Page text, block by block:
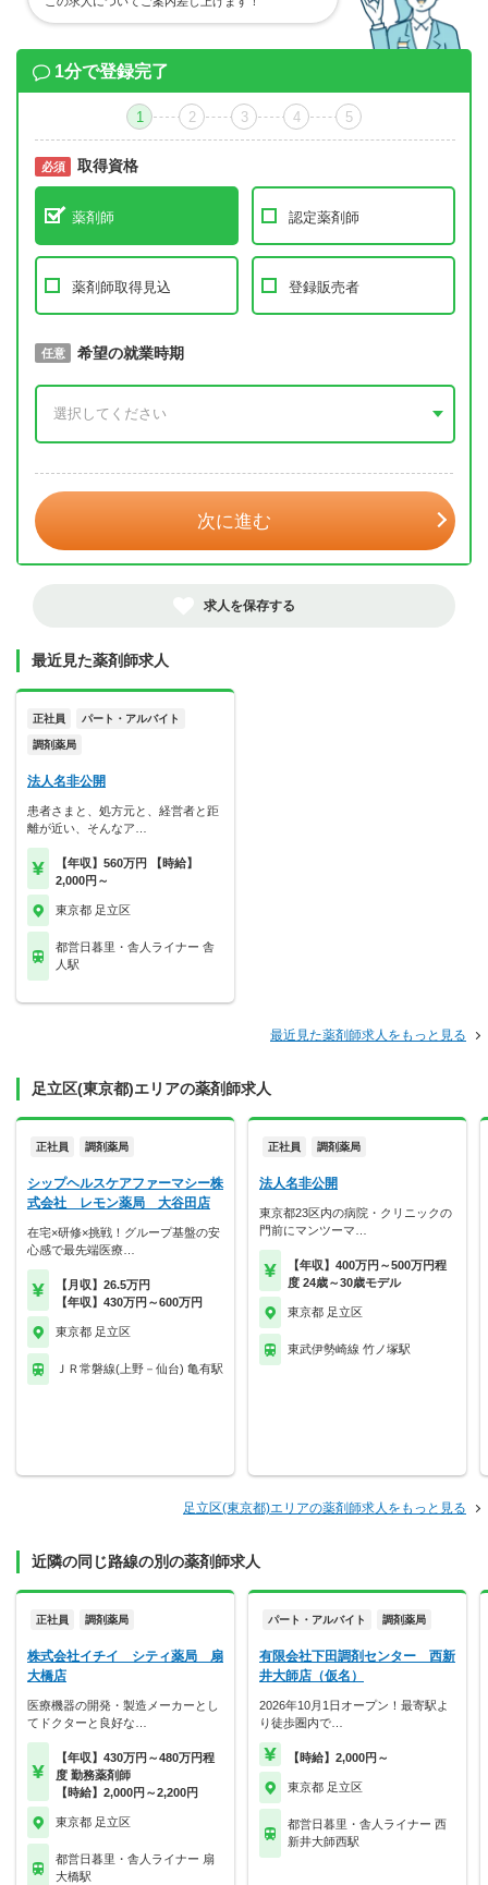
1分で登録完了
1 2 3 4 5
必須 取得資格
薬剤師 認定薬剤師
薬剤師取得見込 登録販売者
必須 取得予定年
任意 希望の就業時期
次に進む
求人を保存する
最近見た薬剤師求人
正社員 パート・アルバイト
調剤薬局
法人名非公開
患者さまと、処方元と、経営者と距
離が近い、そんなア…
【年収】560万円 【時給】
2,000円～
東京都 足立区
都営日暮里・舎人ライナー 舎
人駅
最近見た薬剤師求人をもっと見る
足立区(東京都)エリアの薬剤師求人
正社員 調剤薬局
シップヘルスケアファーマシー株
式会社 レモン薬局 大谷田店
在宅×研修×挑戦！グループ基盤の安
心感で最先端医療…
【月収】26.5万円
【年収】430万円～600万円
東京都 足立区
ＪＲ常磐線(上野－仙台) 亀有駅
正社員 調剤薬局
法人名非公開
東京都23区内の病院・クリニックの
門前にマンツーマ…
【年収】400万円～500万円程
度 24歳～30歳モデル
東京都 足立区
東武伊勢崎線 竹ノ塚駅
足立区(東京都)エリアの薬剤師求人をもっと見る
近隣の同じ路線の別の薬剤師求人
正社員 調剤薬局
株式会社イチイ シティ薬局 扇
大橋店
医療機器の開発・製造メーカーとし
てドクターと良好な…
【年収】430万円～480万円程
度 勤務薬剤師
【時給】2,000円～2,200円
東京都 足立区
都営日暮里・舎人ライナー 扇
大橋駅
パート・アルバイト 調剤薬局
有限会社下田調剤センター 西新
井大師店（仮名）
2026年10月1日オープン！最寄駅よ
り徒歩圏内で…
【時給】2,000円～
東京都 足立区
都営日暮里・舎人ライナー 西
新井大師西駅